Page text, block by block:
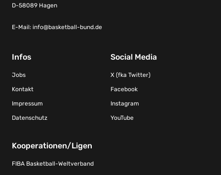
D-58089 Hagen
E-Mail: info@basketball-bund.de
Infos
Jobs
Kontakt
Impressum
Datenschutz
Social Media
X (fka Twitter)
Facebook
Instagram
YouTube
Kooperationen/Ligen
FIBA Basketball-Weltverband